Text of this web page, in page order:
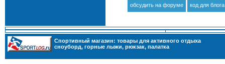
обсудить на форуме код для блога
Cпортивный магазин: товары для активного отдыха
сноуборд, горные лыжи, рюкзак, палатка